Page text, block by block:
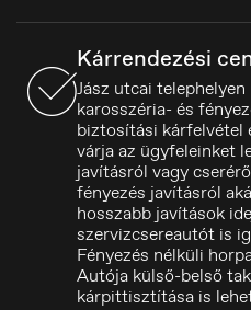
Portugal
Português
Kárrendezési
Jász utcai
karosszéria- és
biztosítási kárfelvétel
várja az ügyfeleinket
javításról vagy
fényezés javításról
hosszabb javítások
szervizcsereautót is
Fényezés nélküli
Autója külső-belső
kárpittisztítása is